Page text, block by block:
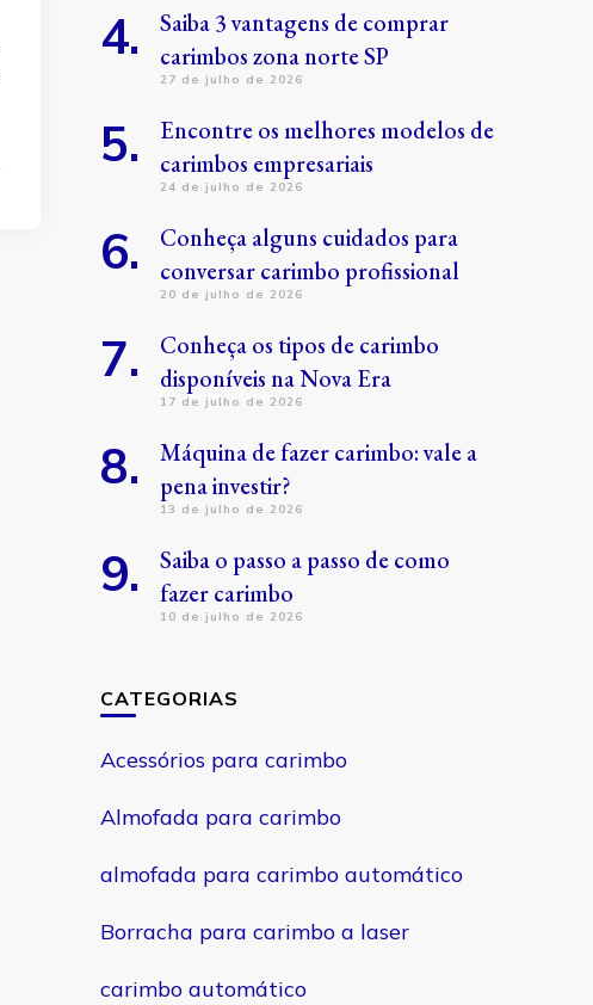
Saiba 3 vantagens de comprar
carimbos zona norte SP
27 de julho de 2026
Encontre os melhores modelos de
carimbos empresariais
24 de julho de 2026
Conheça alguns cuidados para
conversar carimbo profissional
20 de julho de 2026
Conheça os tipos de carimbo
disponíveis na Nova Era
17 de julho de 2026
Máquina de fazer carimbo: vale a
pena investir?
13 de julho de 2026
Saiba o passo a passo de como
fazer carimbo
10 de julho de 2026
CATEGORIAS
Acessórios para carimbo
Almofada para carimbo
almofada para carimbo automático
Borracha para carimbo a laser
carimbo automático